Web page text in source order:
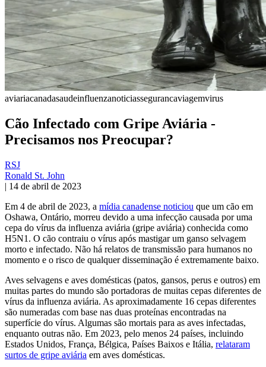
aviariacanadasaudeinfluenzanoticiassegurancaviagemvirus
Cão Infectado com Gripe Aviária -
Precisamos nos Preocupar?
RSJ
Ronald St. John
| 14 de abril de 2023
Em 4 de abril de 2023, a mídia canadense noticiou que um cão em
Oshawa, Ontário, morreu devido a uma infecção causada por uma
cepa do vírus da influenza aviária (gripe aviária) conhecida como
H5N1. O cão contraiu o vírus após mastigar um ganso selvagem
morto e infectado. Não há relatos de transmissão para humanos no
momento e o risco de qualquer disseminação é extremamente baixo.
Aves selvagens e aves domésticas (patos, gansos, perus e outros) em
muitas partes do mundo são portadoras de muitas cepas diferentes de
vírus da influenza aviária. As aproximadamente 16 cepas diferentes
são numeradas com base nas duas proteínas encontradas na
superfície do vírus. Algumas são mortais para as aves infectadas,
enquanto outras não. Em 2023, pelo menos 24 países, incluindo
Estados Unidos, França, Bélgica, Países Baixos e Itália, relataram
surtos de gripe aviária em aves domésticas.